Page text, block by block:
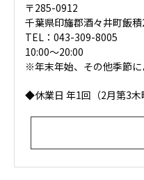
〒285-0912
千葉県印旛郡酒々井町飯
TEL：043-309-8005
10:00～20:00
※年末年始、その他季節に
◆休業日 年1回（2月第3木